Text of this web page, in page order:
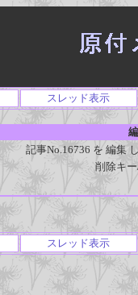
スレッド表示
記事No.16736 を 編集
削除キ
スレッド表示